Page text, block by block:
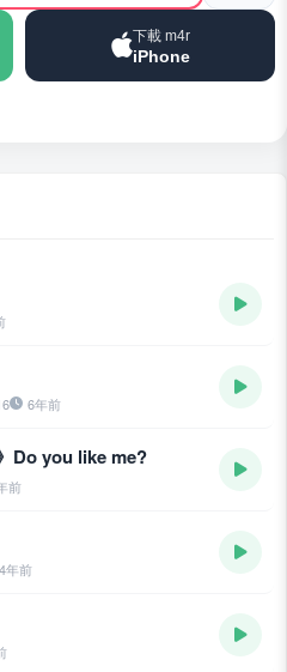
下載 m4r
iPhone
6年前
Do you like me?
前
4年前